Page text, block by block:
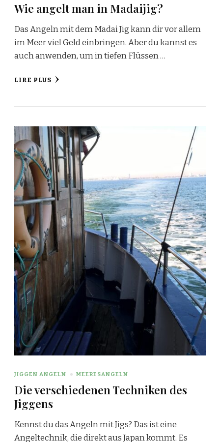
Wie angelt man in Madaijig?
Das Angeln mit dem Madai Jig kann dir vor allem
im Meer viel Geld einbringen. Aber du kannst es
auch anwenden, um in tiefen Flüssen …
LIRE PLUS
JIGGEN ANGELN MEERESANGELN
Die verschiedenen Techniken des
Jiggens
Kennst du das Angeln mit Jigs? Das ist eine
Angeltechnik, die direkt aus Japan kommt. Es